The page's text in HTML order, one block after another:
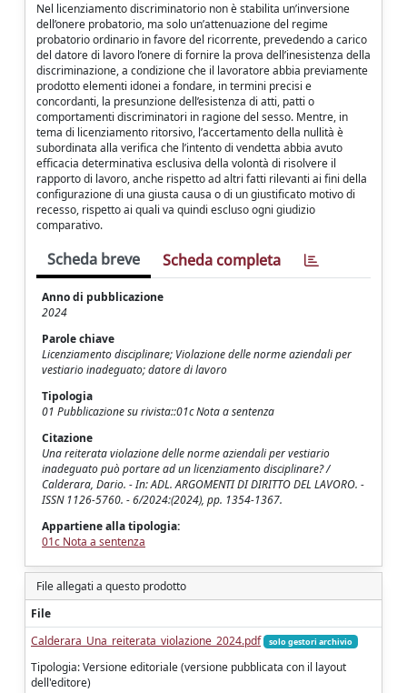
Nel licenziamento discriminatorio non è stabilita un’inversione
dell’onere probatorio, ma solo un’attenuazione del regime
probatorio ordinario in favore del ricorrente, prevedendo a carico
del datore di lavoro l’onere di fornire la prova dell’inesistenza della
discriminazione, a condizione che il lavoratore abbia previamente
prodotto elementi idonei a fondare, in termini precisi e
concordanti, la presunzione dell’esistenza di atti, patti o
comportamenti discriminatori in ragione del sesso. Mentre, in
tema di licenziamento ritorsivo, l’accertamento della nullità è
subordinata alla verifica che l’intento di vendetta abbia avuto
efficacia determinativa esclusiva della volontà di risolvere il
rapporto di lavoro, anche rispetto ad altri fatti rilevanti ai fini della
configurazione di una giusta causa o di un giustificato motivo di
recesso, rispetto ai quali va quindi escluso ogni giudizio
comparativo.
Scheda breve Scheda completa
Anno di pubblicazione
2024
Parole chiave
Licenziamento disciplinare; Violazione delle norme aziendali per
vestiario inadeguato; datore di lavoro
Tipologia
01 Pubblicazione su rivista::01c Nota a sentenza
Citazione
Una reiterata violazione delle norme aziendali per vestiario
inadeguato può portare ad un licenziamento disciplinare? /
Calderara, Dario. - In: ADL. ARGOMENTI DI DIRITTO DEL LAVORO. -
ISSN 1126-5760. - 6/2024:(2024), pp. 1354-1367.
Appartiene alla tipologia:
01c Nota a sentenza
File allegati a questo prodotto
File
Calderara_Una_reiterata_violazione_2024.pdf
solo gestori archivio
Tipologia: Versione editoriale (versione pubblicata con il layout
dell'editore)